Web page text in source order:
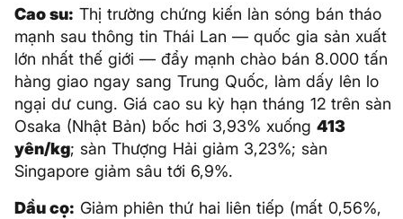
Cao su: Thị trường chứng kiến làn sóng bán tháo
mạnh sau thông tin Thái Lan — quốc gia sản xuất
lớn nhất thế giới — đẩy mạnh chào bán 8.000 tấn
hàng giao ngay sang Trung Quốc, làm dấy lên lo
ngại dư cung. Giá cao su kỳ hạn tháng 12 trên sàn
Osaka (Nhật Bản) bốc hơi 3,93% xuống 413
yên/kg; sàn Thượng Hải giảm 3,23%; sàn
Singapore giảm sâu tới 6,9%.
Dầu cọ: Giảm phiên thứ hai liên tiếp (mất 0,56%,